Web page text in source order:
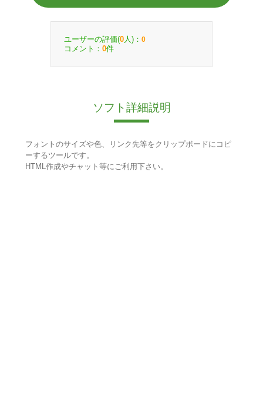
ユーザーの評価(0 人)： 0
コメント： 0件
ソフト詳細説明
フォントのサイズや色、リンク先等をクリップボードにコピ
ーするツールです。
HTML作成やチャット等にご利用下さい。